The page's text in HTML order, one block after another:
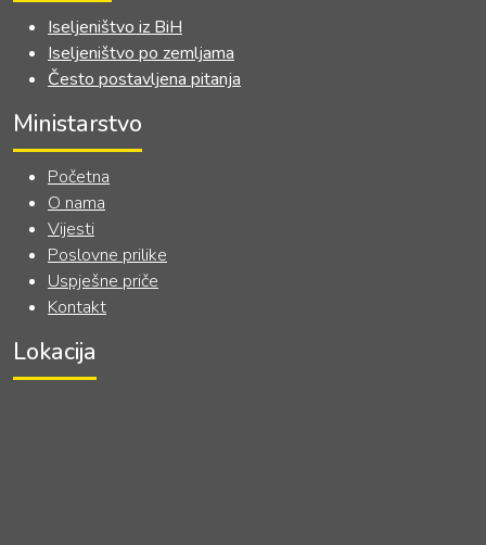
Iseljeništvo iz BiH
Iseljeništvo po zemljama
Često postavljena pitanja
Ministarstvo
Početna
O nama
Vijesti
Poslovne prilike
Uspješne priče
Kontakt
Lokacija